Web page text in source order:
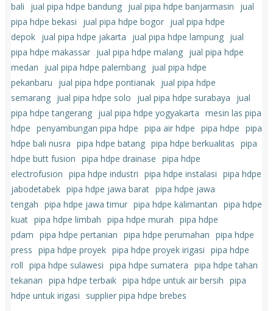
bali
jual pipa hdpe bandung jual pipa hdpe banjarmasin
jual
pipa hdpe bekasi
jual pipa hdpe bogor jual pipa hdpe
depok jual pipa hdpe jakarta jual pipa hdpe lampung jual
pipa hdpe makassar jual pipa hdpe malang jual pipa hdpe
medan
jual pipa hdpe palembang jual pipa hdpe
pekanbaru
jual pipa hdpe pontianak jual pipa hdpe
semarang jual pipa hdpe solo jual pipa hdpe surabaya
jual
pipa hdpe tangerang jual pipa hdpe yogyakarta mesin las pipa
hdpe penyambungan pipa hdpe pipa air hdpe pipa hdpe pipa
hdpe bali nusra pipa hdpe batang pipa hdpe berkualitas pipa
hdpe butt fusion pipa hdpe drainase pipa hdpe
electrofusion pipa hdpe industri pipa hdpe instalasi pipa hdpe
jabodetabek pipa hdpe jawa barat pipa hdpe jawa
tengah pipa hdpe jawa timur pipa hdpe kalimantan pipa hdpe
kuat pipa hdpe limbah pipa hdpe murah pipa hdpe
pdam pipa hdpe pertanian pipa hdpe perumahan pipa hdpe
press pipa hdpe proyek pipa hdpe proyek irigasi pipa hdpe
roll pipa hdpe sulawesi pipa hdpe sumatera pipa hdpe tahan
tekanan pipa hdpe terbaik pipa hdpe untuk air bersih pipa
hdpe untuk irigasi
supplier pipa hdpe brebes